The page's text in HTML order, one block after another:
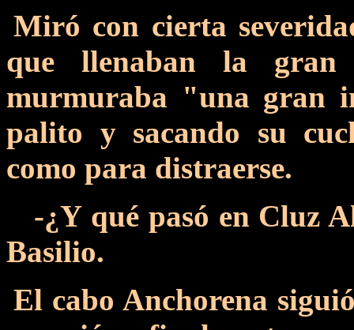
Miró con cierta
que llenaban la gran
murmuraba "una gran
palito y sacando su
como para distraerse.
-¿Y qué pasó en Cluz
Basilio.
El cabo Anchorena